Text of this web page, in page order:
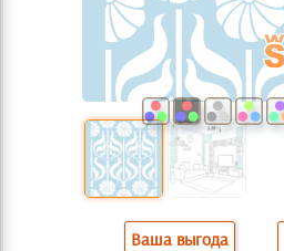
Ваша выгода